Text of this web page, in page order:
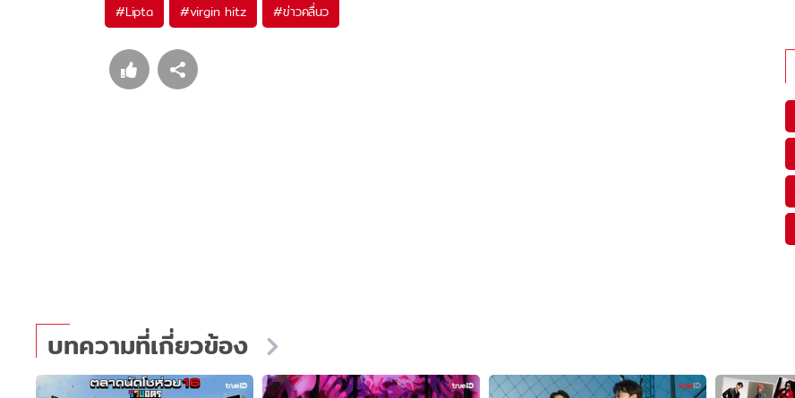
#Lipta #virgin hitz #ข่าวคลื่นว
บทความที่เกี่ยวข้อง